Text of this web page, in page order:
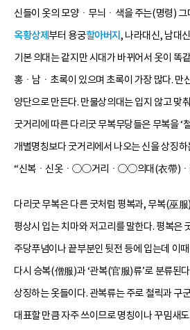
신들이 옷의 모양ㆍ무늬ㆍ색을 주는(명령)
옥황상제 부터 용궁할아버지, 나라대신, 남대
기본 의대는 같지만 시대가 바뀌어서 옷이 똑
홍ㆍ남ㆍ초록이 있으며 초록이 가장 많다. 만
양단으로 만든다. 만물상의대는 입지 않고 맞
굿거리에 따른 다리굿 무복무당들은 무복을 ‘
개별명칭보다 굿거리에서 나오는 신을 상징
“신복ㆍ신옷ㆍ○○거리ㆍ○○의대(衣帶)
다리굿 무복은 다른 굿처럼 평복과, 무복(巫
평상시 입는 치마와 저고리를 말한다. 평복은
주당푸념이나 끝부분인 뒷전 등에 입는데 이
다시 승복(僧服)과 ‘관복(官服)류’로 분류된
상징하는 옷들이다. 관복류는 주로 철릭과 구
대표할 만큼 자주 쓰이므로 명칭이나 꾸밈새